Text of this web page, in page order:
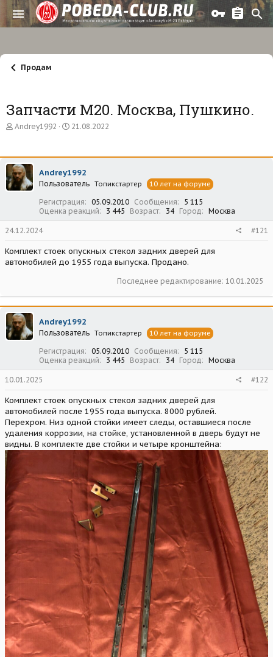
Продам
Запчасти М20. Москва, Пушкино.
А
о
р
т
е
Andrey1992
Д
а
а
ч
л
а
21.08.2022
Andrey1992
Пользователь Топикстартер 10 лет на форуме
Регистрация 05.09.2010 Сообщения
5 115
Оценка реакций
3 445 Возраст 34 Город Москва
24.12.2024 #121
Комплект стоек опускных стекол задних дверей для
автомобилей до 1955 года выпуска. Продано.
Последнее редактирование: 10.01.2025
Andrey1992
Пользователь Топикстартер 10 лет на форуме
Регистрация 05.09.2010 Сообщения
5 115
Оценка реакций
3 445 Возраст 34 Город Москва
10.01.2025 #122
Комплект стоек опускных стекол задних дверей для
автомобилей после 1955 года выпуска. 8000 рублей.
Перехром. Низ одной стойки имеет следы, оставшиеся после
удаления коррозии, на стойке, установленной в дверь будут не
видны. В комплекте две стойки и четыре кронштейна: